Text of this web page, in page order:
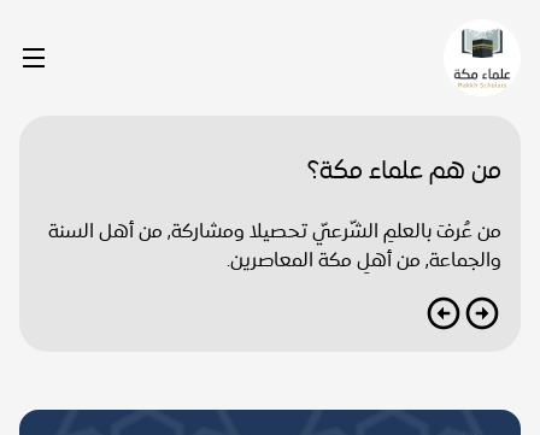
من هم علماء مكة؟
من عُرفَ بالعلمِ الشّرعيّ تحصيلا ومشاركة, من أهل السنة
والجماعة, من أهلِ مكة المعاصرين.